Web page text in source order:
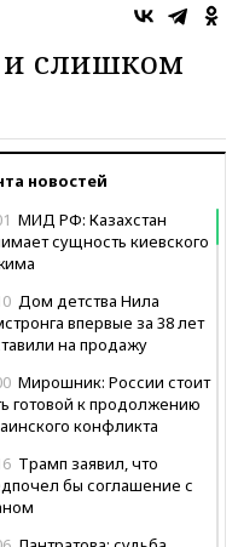
и слишком
новостей
МИД РФ: Казахстан
сущность киевского
Дом детства Нила
впервые за 38 лет
на продажу
Мирошник: России стоит
готовой к продолжению
конфликта
Трамп заявил, что
бы соглашение с